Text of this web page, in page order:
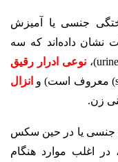
جنسی یا آمیزش
نشان داده‌اند که سه
نوعی ادرار رقیق
انزال
جنسی یا در حین سکس
اغلب موارد هنگام